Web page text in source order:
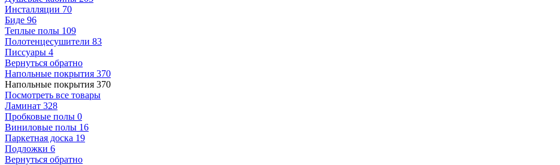
Инсталляции 70
Биде 96
Теплые полы 109
Полотенцесушители 83
Писсуары 4
Вернуться обратно
Напольные покрытия 370
Напольные покрытия 370
Посмотреть все товары
Ламинат 328
Пробковые полы 0
Виниловые полы 16
Паркетная доска 19
Подложки 6
Вернуться обратно